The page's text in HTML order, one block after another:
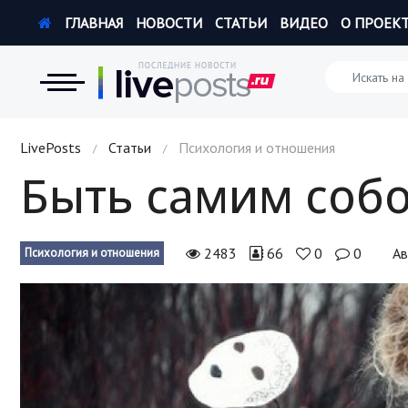
Новости
Экономика
Происшествия
Hi-Tech. Интернет
Россия
Наука и техника
Политика
ГЛАВНАЯ НОВОСТИ СТАТЬИ ВИДЕО О
LivePosts / Статьи / Психология и отношения
Быть самим
Психология и отношения 2483 66 0 0